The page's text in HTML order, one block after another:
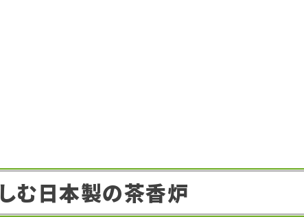
む日本製の茶香炉